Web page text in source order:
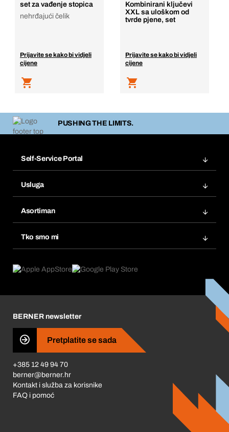
set za vađenje stopica
nehrđajući čelik
Prijavite se kako bi vidjeli
cijene
Kombinirani ključevi
XXL sa uloškom od
tvrde pjene, set
Prijavite se kako bi vidjeli
cijene
PUSHING THE LIMITS.
Self-Service Portal
Popisi želja
Ponovno naručivanje
Pretplate
Usluga
Tražitelji proizvoda
Asortiman
Tko smo mi
Što nas pokreće
Business Conduct
BERNER newsletter
Pretplatite se sada
+385 12 49 94 70
berner@berner.hr
Kontakt i služba za korisnike
FAQ i pomoć